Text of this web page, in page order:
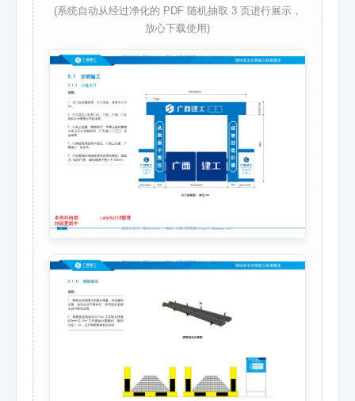
(系统自动从经过净化的 PDF 随机抽取 3 页进行展示，
放心下载使用)